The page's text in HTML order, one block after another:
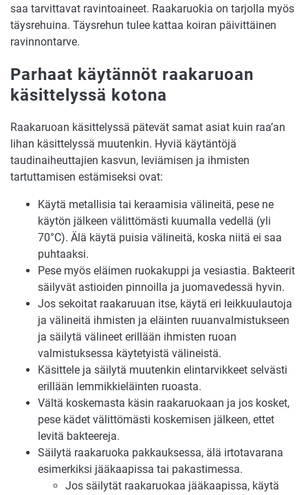
saa tarvittavat ravintoaineet. Raakaruokia on tarjolla myös
täysrehuina. Täysrehun tulee kattaa koiran päivittäinen
ravinnontarve.
Parhaat käytännöt raakaruoan
käsittelyssä kotona
Raakaruoan käsittelyssä pätevät samat asiat kuin raa’an
lihan käsittelyssä muutenkin. Hyviä käytäntöjä
taudinaiheuttajien kasvun, leviämisen ja ihmisten
tartuttamisen estämiseksi ovat:
Käytä metallisia tai keraamisia välineitä, pese ne
käytön jälkeen välittömästi kuumalla vedellä (yli
70°C). Älä käytä puisia välineitä, koska niitä ei saa
puhtaaksi.
Pese myös eläimen ruokakuppi ja vesiastia. Bakteerit
säilyvät astioiden pinnoilla ja juomavedessä hyvin.
Jos sekoitat raakaruuan itse, käytä eri leikkuulautoja
ja välineitä ihmisten ja eläinten ruuanvalmistukseen
ja säilytä välineet erillään ihmisten ruoan
valmistuksessa käytetyistä välineistä.
Käsittele ja säilytä muutenkin elintarvikkeet selvästi
erillään lemmikkieläinten ruoasta.
Vältä koskemasta käsin raakaruokaan ja jos kosket,
pese kädet välittömästi koskemisen jälkeen, ettet
levitä bakteereja.
Säilytä raakaruoka pakkauksessa, älä irtotavarana
esimerkiksi jääkaapissa tai pakastimessa.
Jos säilytät raakaruokaa jääkaapissa, käytä